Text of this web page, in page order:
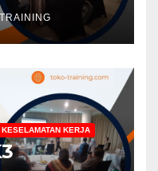
KESELAMATAN KERJA